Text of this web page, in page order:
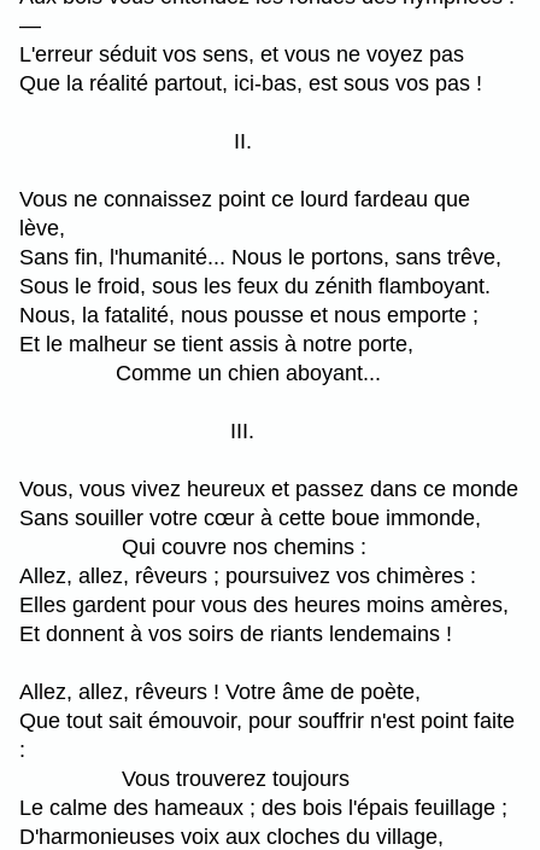
—
L'erreur séduit vos sens, et vous ne voyez pas
Que la réalité partout, ici-bas, est sous vos pas !
II.
Vous ne connaissez point ce lourd fardeau que
lève,
Sans fin, l'humanité... Nous le portons, sans trêve,
Sous le froid, sous les feux du zénith flamboyant.
Nous, la fatalité, nous pousse et nous emporte ;
Et le malheur se tient assis à notre porte,
Comme un chien aboyant...
III.
Vous, vous vivez heureux et passez dans ce monde
Sans souiller votre cœur à cette boue immonde,
Qui couvre nos chemins :
Allez, allez, rêveurs ; poursuivez vos chimères :
Elles gardent pour vous des heures moins amères,
Et donnent à vos soirs de riants lendemains !
Allez, allez, rêveurs ! Votre âme de poète,
Que tout sait émouvoir, pour souffrir n'est point faite
:
Vous trouverez toujours
Le calme des hameaux ; des bois l'épais feuillage ;
D'harmonieuses voix aux cloches du village,